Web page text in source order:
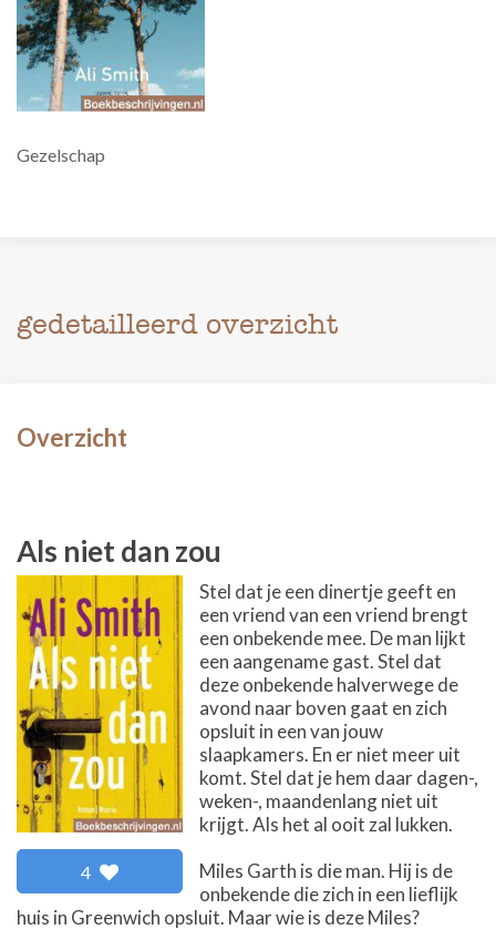
Gezelschap
gedetailleerd overzicht
Overzicht
Als niet dan zou
4
Stel dat je een dinertje geeft en
een vriend van een vriend brengt
een onbekende mee. De man lijkt
een aangename gast. Stel dat
deze onbekende halverwege de
avond naar boven gaat en zich
opsluit in een van jouw
slaapkamers. En er niet meer uit
komt. Stel dat je hem daar dagen-,
weken-, maandenlang niet uit
krijgt. Als het al ooit zal lukken.
Miles Garth is die man. Hij is de
onbekende die zich in een lieflijk
huis in Greenwich opsluit. Maar wie is deze Miles?